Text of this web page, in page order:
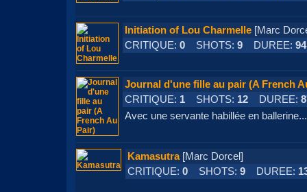
Initiation of Lou Charmelle[Marc
CRITIQUE: 0SHOTS: 9DUREE:
Journal d'une fille au pair (A French
CRITIQUE: 1SHOTS: 12DUREE:
Avec une servante habillée en ballerine...
Kamasutra[Marc Dorcel]
CRITIQUE: 0SHOTS: 9DUREE: